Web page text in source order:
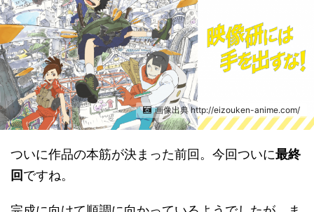
画像出典 http://eizouken-anime.com/
ついに作品の本筋が決まった前回。今回ついに最終
回ですね。